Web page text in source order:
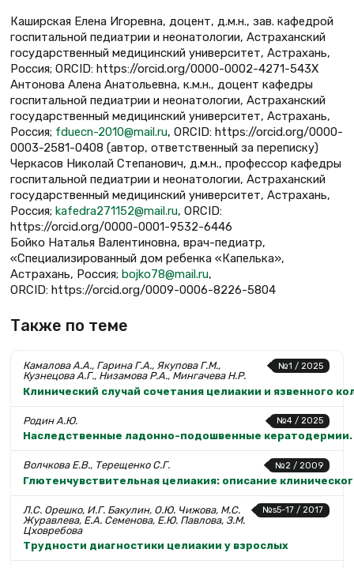
Каширская Елена Игоревна, доцент, д.м.н., зав. кафедрой
госпитальной педиатрии и неонатологии, Астраханский
государственный медицинский университет, Астрахань,
Россия; ORCID: https://orcid.org/0000-0002-4271-543X
Антонова Алена Анатольевна, к.м.н., доцент кафедры
госпитальной педиатрии и неонатологии, Астраханский
государственный медицинский университет, Астрахань,
Россия; fduecn-2010@mail.ru, ORCID: https://orcid.org/0000-
0003-2581-0408 (автор, ответственный за переписку)
Черкасов Николай Степанович, д.м.н., профессор кафедры
госпитальной педиатрии и неонатологии, Астраханский
государственный медицинский университет, Астрахань,
Россия; kafedra271152@mail.ru, ORCID:
https://orcid.org/0000-0001-9532-6446
Бойко Наталья Валентиновна, врач-педиатр,
«Специализированный дом ребенка «Капелька»,
Астрахань, Россия; bojko78@mail.ru,
ORCID: https://orcid.org/0009-0006-8226-5804
Также по теме
№1 / 2025
Камалова А.А., Гарина Г.А., Якупова Г.М.,
Кузнецова А.Г., Низамова Р.А., Мингачева Н.Р.
Клинический случай сочетания целиакии и язвенного
№4 / 2025
Родин А.Ю.
Наследственные ладонно-подошвенные кератодермии.
№2 / 2009
Волчкова Е.В., Терещенко С.Г.
Глютенчувствительная целиакия: описание
№s5-17 / 2017
Л.С. Орешко, И.Г. Бакулин, О.Ю. Чижова, М.С.
Журавлева, Е.А. Семенова, Е.Ю. Павлова, З.М.
Цховребова
Трудности диагностики целиакии у взрослых